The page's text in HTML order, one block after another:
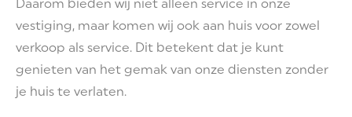
Daarom bieden wij niet alleen service in onze
vestiging, maar komen wij ook aan huis voor zowel
verkoop als service. Dit betekent dat je kunt
genieten van het gemak van onze diensten zonder
je huis te verlaten.